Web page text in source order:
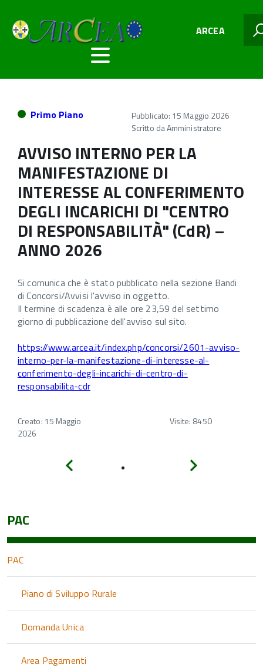
ARCEA
Primo Piano
Pubblicato: 15 Maggio 2026
Scritto daAmministratore
AVVISO INTERNO PER LA
MANIFESTAZIONE DI
INTERESSE AL CONFERIMENTO
DEGLI INCARICHI DI "CENTRO
DI RESPONSABILITÀ" (CdR) –
ANNO 2026
Si comunica che è stato pubblicato nella sezione Bandi
di Concorsi/Avvisi l'avviso in oggetto.
Il termine di scadenza è alle ore 23,59 del settimo
giorno di pubblicazione dell'avviso sul sito.
https://www.arcea.it/index.php/concorsi/2601-avviso-
interno-per-la-manifestazione-di-interesse-al-
conferimento-degli-incarichi-di-centro-di-
responsabilita-cdr
Creato: 15 Maggio
2026
Visite: 8450
PAC
PAC
Piano di Sviluppo Rurale
Domanda Unica
Area Pagamenti